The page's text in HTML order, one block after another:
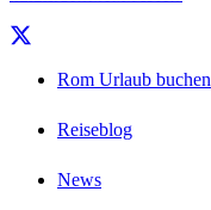
Rom Urlaub buchen
Reiseblog
News